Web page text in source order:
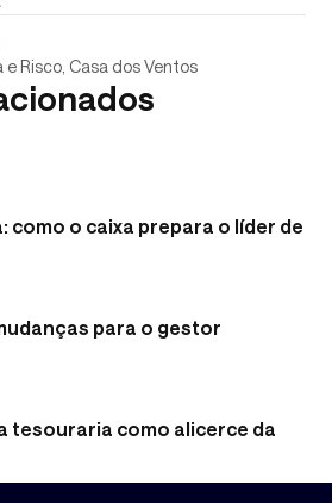
e Risco, Casa dos Ventos
como o caixa prepara o líder de
para o gestor
tesouraria como alicerce da